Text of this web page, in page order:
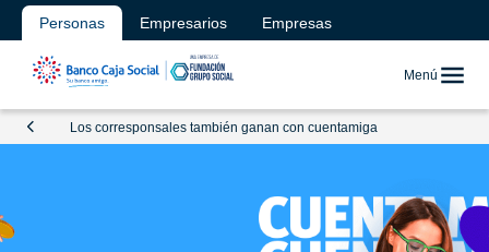
Personas Empresarios Empresas
Menú
Los corresponsales también ganan con cuentamiga